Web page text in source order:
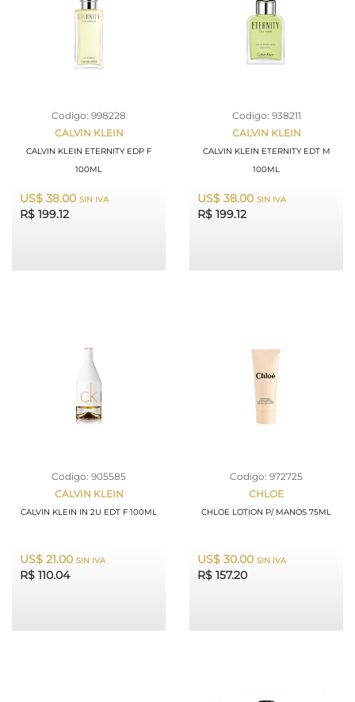
Codigo: 998228
CALVIN KLEIN
CALVIN KLEIN ETERNITY EDP F
100ML
US$ 38.00 SIN IVA
R$ 199.12
Codigo: 938211
CALVIN KLEIN
CALVIN KLEIN ETERNITY EDT M
100ML
US$ 38.00 SIN IVA
R$ 199.12
Codigo: 905585
CALVIN KLEIN
CALVIN KLEIN IN 2U EDT F 100ML
US$ 21.00 SIN IVA
R$ 110.04
Codigo: 972725
CHLOE
CHLOE LOTION P/ MANOS 75ML
US$ 30.00 SIN IVA
R$ 157.20